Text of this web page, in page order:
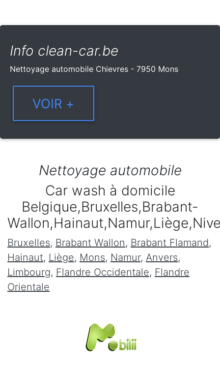
Info clean-car.be
Nettoyage automobile Chievres - 7950 Mons
Nettoyage automobile
Car wash à domicile
Belgique,Bruxelles,Brabant-
Bruxelles, Brabant Wallon, Brabant Flamand,
Hainaut, Liège, Mons, Namur, Anvers,
Limbourg, Flandre Occidentale, Flandre
Orientale